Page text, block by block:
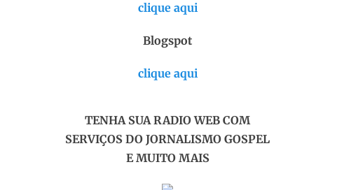
clique aqui
Blogspot
clique aqui
TENHA SUA RADIO WEB COM
SERVIÇOS DO JORNALISMO GOSPEL
E MUITO MAIS